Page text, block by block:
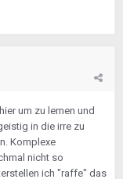
um zu lernen und
in die irre zu
Komplexe
nicht so
ich "raffe" das